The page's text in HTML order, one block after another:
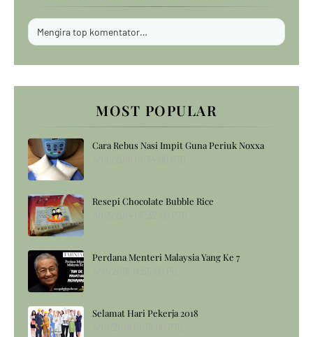
Mengira top komentator…
MOST POPULAR
Cara Rebus Nasi Impit Guna Periuk Noxxa
Resepi Chocolate Bubble Rice
Perdana Menteri Malaysia Yang Ke 7
Selamat Hari Pekerja 2018